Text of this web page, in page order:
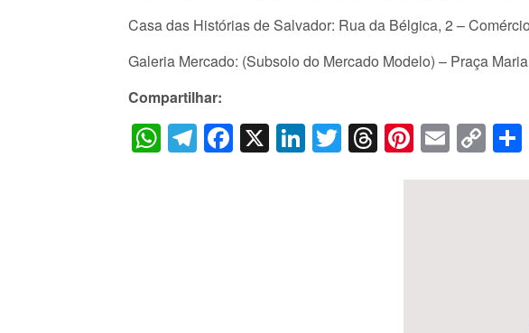
Casa das Histórias de Salvador: Rua da Bélgica, 2 – Comércio
Galeria Mercado: (Subsolo do Mercado Modelo) – Praça
Compartilhar:
WhatsApp
Telegram
Facebook
X LinkedIn
Twitter
Threads
Pinterest
Email
Link